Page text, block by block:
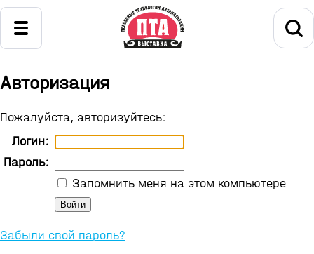
Авторизация
Пожалуйста, авторизуйтесь:
Логин:
Пароль:
Запомнить меня на этом компьютере
Забыли свой пароль?